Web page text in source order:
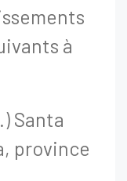
à
Santa
province